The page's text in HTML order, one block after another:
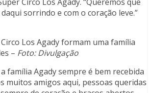
sorrindo e com o coração leve.”
Los Agady formam uma família
– Foto: Divulgação
família Agady sempre é bem recebida
muitos amigos aqui, pessoas queridas